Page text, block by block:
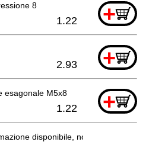
8 +
1.22
+
2.93
esagonale M5x8 +
1.22
disponibile, non ordinabile